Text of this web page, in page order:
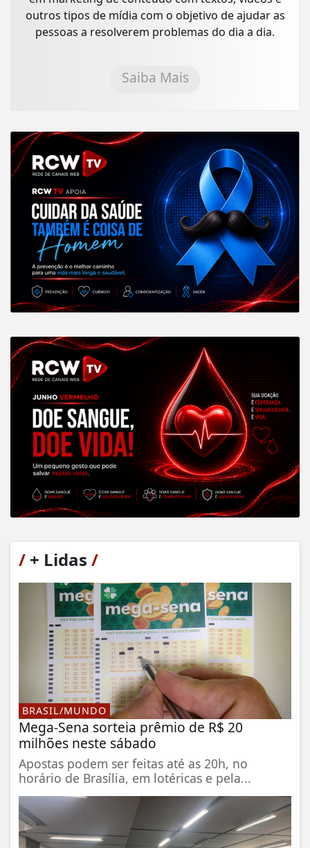
outros tipos de mídia com o objetivo de ajudar as
pessoas a resolverem problemas do dia a dia.
Saiba Mais
/ + Lidas /
BRASIL/MUNDO
Mega-Sena sorteia prêmio de R$ 20
milhões neste sábado
Apostas podem ser feitas até as 20h, no
horário de Brasília, em lotéricas e pela...